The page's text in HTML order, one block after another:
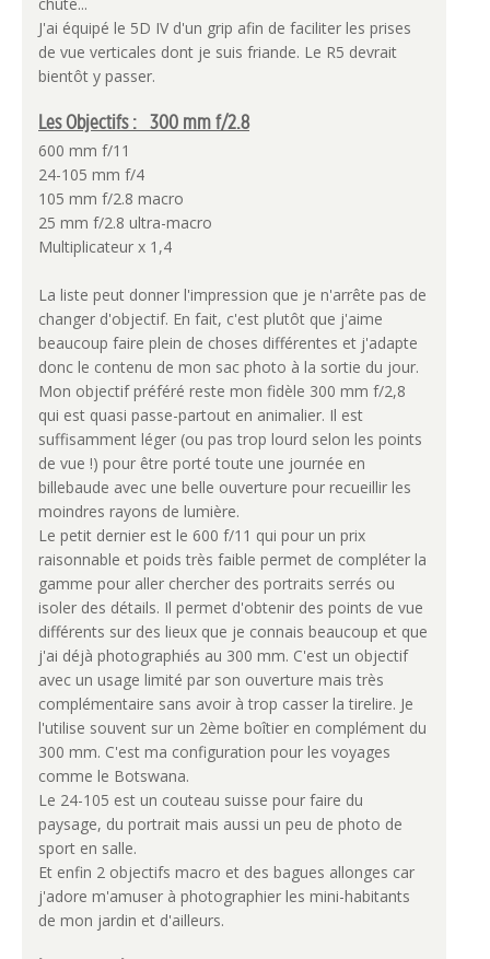
J'ai équipé le 5D IV d'un grip afin de faciliter les prises
de vue verticales dont je suis friande. Le R5 devrait
bientôt y passer.
Les Objectifs : 300 mm f/2.8
600 mm f/11
24-105 mm f/4
105 mm f/2.8 macro
25 mm f/2.8 ultra-macro
Multiplicateur x 1,4
La liste peut donner l'impression que je n'arrête pas de
changer d'objectif. En fait, c'est plutôt que j'aime
beaucoup faire plein de choses différentes et j'adapte
donc le contenu de mon sac photo à la sortie du jour.
Mon objectif préféré reste mon fidèle 300 mm f/2,8
qui est quasi passe-partout en animalier. Il est
suffisamment léger (ou pas trop lourd selon les points
de vue !) pour être porté toute une journée en
billebaude avec une belle ouverture pour recueillir les
moindres rayons de lumière.
Le petit dernier est le 600 f/11 qui pour un prix
raisonnable et poids très faible permet de compléter la
gamme pour aller chercher des portraits serrés ou
isoler des détails. Il permet d'obtenir des points de vue
différents sur des lieux que je connais beaucoup et que
j'ai déjà photographiés au 300 mm. C'est un objectif
avec un usage limité par son ouverture mais très
complémentaire sans avoir à trop casser la tirelire. Je
l'utilise souvent sur un 2ème boîtier en complément du
300 mm. C'est ma configuration pour les voyages
comme le Botswana.
Le 24-105 est un couteau suisse pour faire du
paysage, du portrait mais aussi un peu de photo de
sport en salle.
Et enfin 2 objectifs macro et des bagues allonges car
j'adore m'amuser à photographier les mini-habitants
de mon jardin et d'ailleurs.